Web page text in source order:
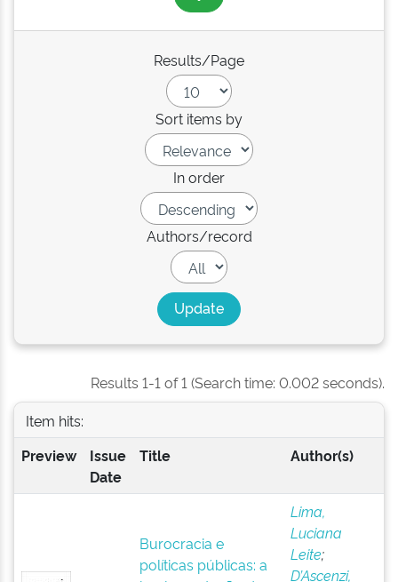
Results/Page
Sort items by
In order
Authors/record
Results 1-1 of 1 (Search time: 0.002 seconds).
Item hits:
Preview
Issue
Date
Title Author(s)
Burocracia e
políticas públicas: a
Lima,
Luciana
Leite;
D’Ascenzi,